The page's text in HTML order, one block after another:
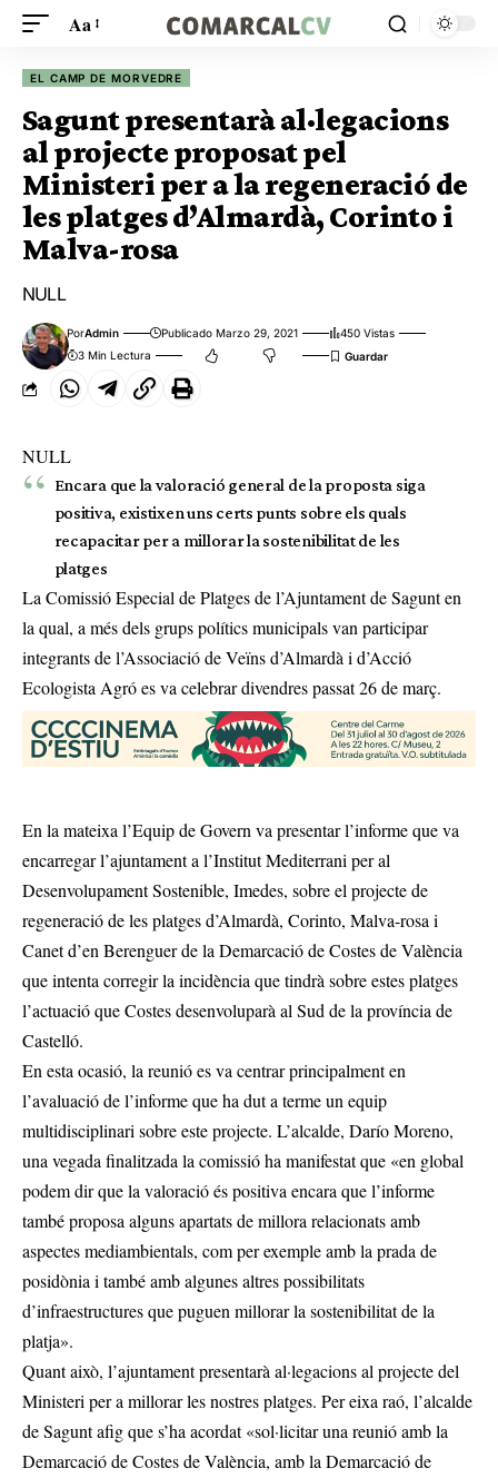
Aa
EL CAMP DE MORVEDRE
Sagunt presentarà al·legacions
al projecte proposat pel
Ministeri per a la regeneració de
les platges d’Almardà, Corinto i
Malva-rosa
NULL
PorAdmin Publicado Marzo 29, 2021
450 Vistas
3 Min Lectura
NULL
Encara que la valoració general de la proposta siga
positiva, existixen uns certs punts sobre els quals
recapacitar per a millorar la sostenibilitat de les
platges
La Comissió Especial de Platges de l’Ajuntament de Sagunt en
la qual, a més dels grups polítics municipals van participar
integrants de l’Associació de Veïns d’Almardà i d’Acció
Ecologista Agró es va celebrar divendres passat 26 de març.
En la mateixa l’Equip de Govern va presentar l’informe que va
encarregar l’ajuntament a l’Institut Mediterrani per al
Desenvolupament Sostenible, Imedes, sobre el projecte de
regeneració de les platges d’Almardà, Corinto, Malva-rosa i
Canet d’en Berenguer de la Demarcació de Costes de València
que intenta corregir la incidència que tindrà sobre estes platges
l’actuació que Costes desenvoluparà al Sud de la província de
Castelló.
En esta ocasió, la reunió es va centrar principalment en
l’avaluació de l’informe que ha dut a terme un equip
multidisciplinari sobre este projecte. L’alcalde, Darío Moreno,
una vegada finalitzada la comissió ha manifestat que «en global
podem dir que la valoració és positiva encara que l’informe
també proposa alguns apartats de millora relacionats amb
aspectes mediambientals, com per exemple amb la prada de
posidònia i també amb algunes altres possibilitats
d’infraestructures que puguen millorar la sostenibilitat de la
platja».
Quant això, l’ajuntament presentarà al·legacions al projecte del
Ministeri per a millorar les nostres platges. Per eixa raó, l’alcalde
de Sagunt afig que s’ha acordat «sol·licitar una reunió amb la
Demarcació de Costes de València, amb la Demarcació de